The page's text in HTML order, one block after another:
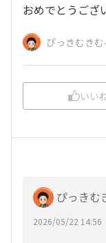
おめでとうござ
ぴっきむきむ、
いい
ぴっきむ
2026/05/22 14:56